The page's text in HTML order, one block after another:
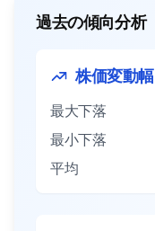
過去の傾向分析
株価変動幅
最大下落
最小下落
平均